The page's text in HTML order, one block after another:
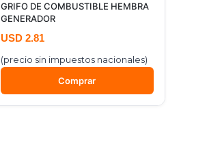
GRIFO DE COMBUSTIBLE HEMBRA
GENERADOR
USD 2.81
(precio sin impuestos nacionales)
Comprar